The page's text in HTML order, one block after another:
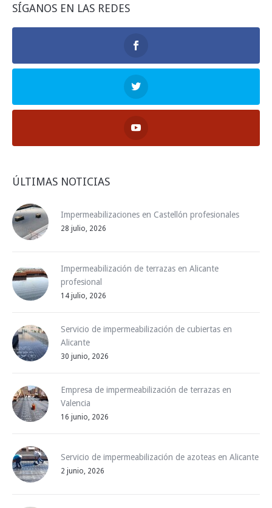
SÍGANOS EN LAS REDES
ÚLTIMAS NOTICIAS
Impermeabilizaciones en Castellón profesionales
28 julio, 2026
Impermeabilización de terrazas en Alicante
profesional
14 julio, 2026
Servicio de impermeabilización de cubiertas en
Alicante
30 junio, 2026
Empresa de impermeabilización de terrazas en
Valencia
16 junio, 2026
Servicio de impermeabilización de azoteas en Alicante
2 junio, 2026